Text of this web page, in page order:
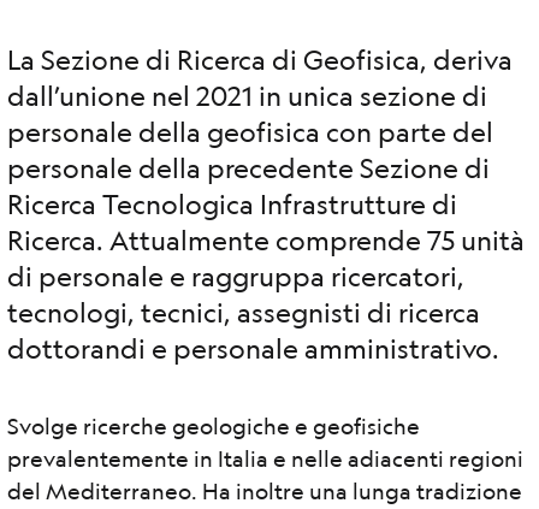
La Sezione di Ricerca di Geofisica, deriva
dall’unione nel 2021 in unica sezione di
personale della geofisica con parte del
personale della precedente Sezione di
Ricerca Tecnologica Infrastrutture di
Ricerca. Attualmente comprende 75 unità
di personale e raggruppa ricercatori,
tecnologi, tecnici, assegnisti di ricerca
dottorandi e personale amministrativo.
Svolge ricerche geologiche e geofisiche
prevalentemente in Italia e nelle adiacenti regioni
del Mediterraneo. Ha inoltre una lunga tradizione